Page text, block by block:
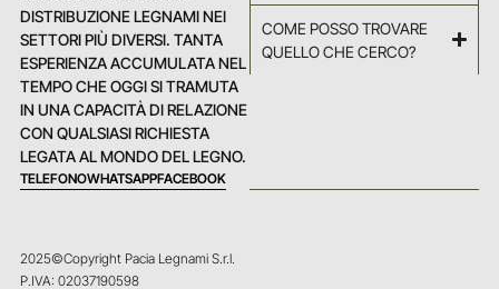
DISTRIBUZIONE LEGNAMI NEI
SETTORI PIÙ DIVERSI. TANTA
ESPERIENZA ACCUMULATA NEL
TEMPO CHE OGGI SI TRAMUTA
IN UNA CAPACITÀ DI RELAZIONE
CON QUALSIASI RICHIESTA
LEGATA AL MONDO DEL LEGNO.
TELEFONOWHATSAPPFACEBOOK
COME POSSO TROVARE
QUELLO CHE CERCO?
2025©Copyright Pacia Legnami S.r.l.
P.IVA: 02037190598